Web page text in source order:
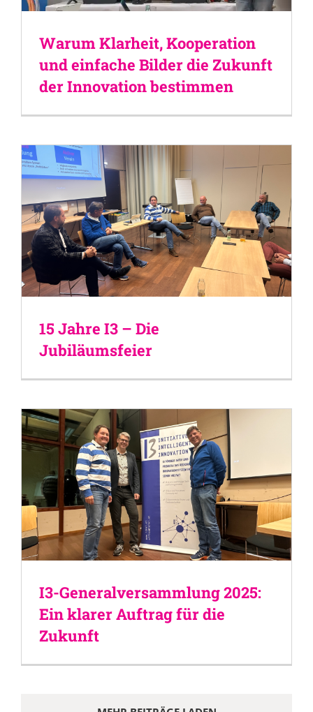
Warum Klarheit, Kooperation
und einfache Bilder die Zukunft
der Innovation bestimmen
15 Jahre I3 – Die
Jubiläumsfeier
I3-Generalversammlung 2025:
Ein klarer Auftrag für die
Zukunft